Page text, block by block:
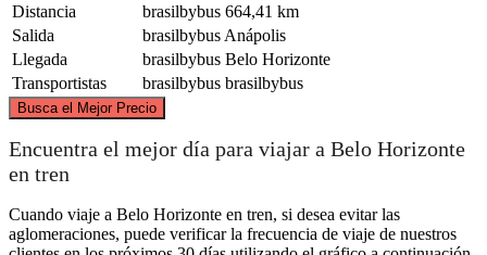
Distancia
brasilbybus 664,41 km
Salida
brasilbybus Anápolis
Llegada
brasilbybus Belo Horizonte
Transportistas
brasilbybus brasilbybus
Busca el Mejor Precio
©CARTO, ©
Encuentra el mejor día para viajar a Belo Horizonte
en tren
Cuando viaje a Belo Horizonte en tren, si desea evitar las
aglomeraciones, puede verificar la frecuencia de viaje de nuestros